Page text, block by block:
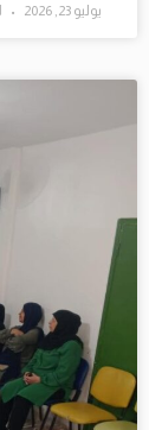
يوليو 23, 2026